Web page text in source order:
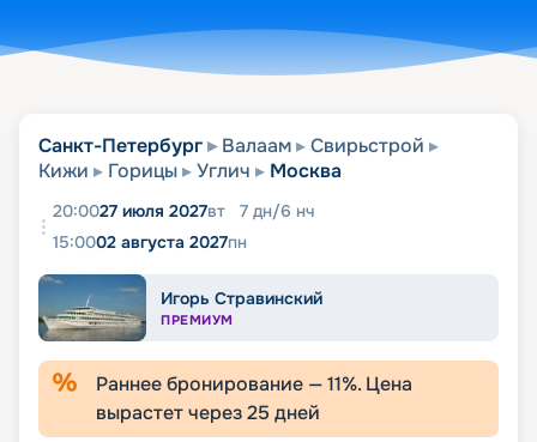
Санкт-Петербург Валаам
Свирьстрой
Кижи
Горицы Углич Москва
20:0027 июля 2027вт 7 дн/6 нч
15:0002 августа 2027пн
Игорь Стравинский
ПРЕМИУМ
Раннее бронирование —11%. Цена
вырастет через25 дней